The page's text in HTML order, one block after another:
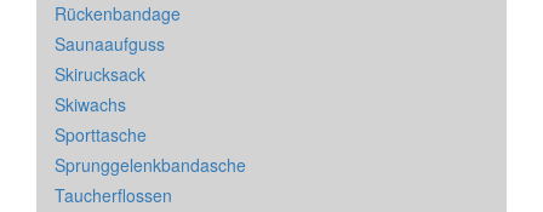
Rückenbandage
Saunaaufguss
Skirucksack
Skiwachs
Sporttasche
Sprunggelenkbandasche
Taucherflossen